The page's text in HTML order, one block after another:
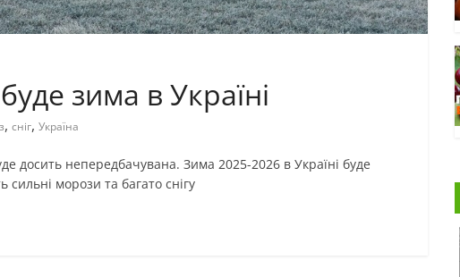
зима в Україні
, сніг, Україна
досить непередбачувана. Зима 2025-2026 в Україні буде
морози та багато снігу